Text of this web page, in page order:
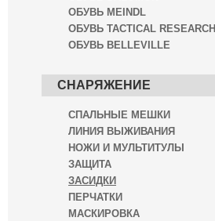
ОБУВЬ MEINDL
ОБУВЬ TACTICAL RESEARCH
ОБУВЬ BELLEVILLE
СНАРЯЖЕНИЕ
СПАЛЬНЫЕ МЕШКИ
ЛИНИЯ ВЫЖИВАНИЯ
НОЖИ И МУЛЬТИТУЛЫ
ЗАЩИТА
ЗАСИДКИ
ПЕРЧАТКИ
МАСКИРОВКА